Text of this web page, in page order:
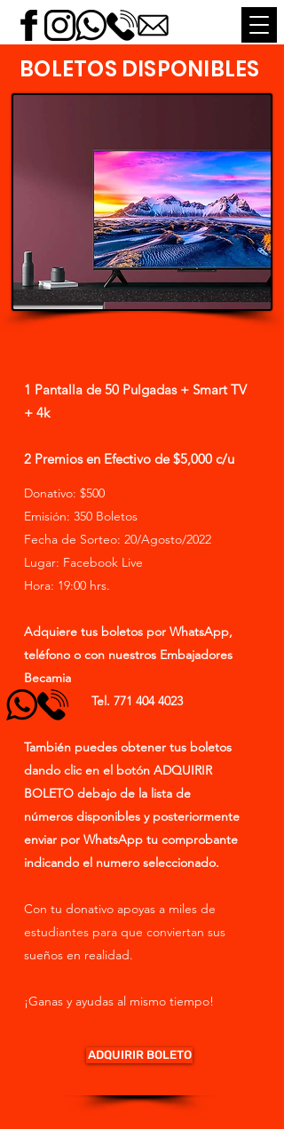
BOLETOS DISPONIBLES
1 Pantalla de 50 Pulgadas + Smart TV
+ 4k
2 Premios en Efectivo de $5,000 c/u
Donativo: $500
Emisión: 350 Boletos
Fecha de Sorteo: 20/Agosto/2022
Lugar: Facebook Live
Hora: 19:00 hrs.
Adquiere tus boletos por WhatsApp,
teléfono o con nuestros Embajadores
Becamia
Tel. 771 404 4023
También puedes obtener tus boletos
dando clic en el botón ADQUIRIR
BOLETO debajo de la lista de
números disponibles y posteriormente
enviar por WhatsApp tu comprobante
indicando el numero seleccionado.
Con tu donativo apoyas a miles de
estudiantes para que conviertan sus
sueños en realidad.
¡Ganas y ayudas al mismo tiempo!
ADQUIRIR BOLETO